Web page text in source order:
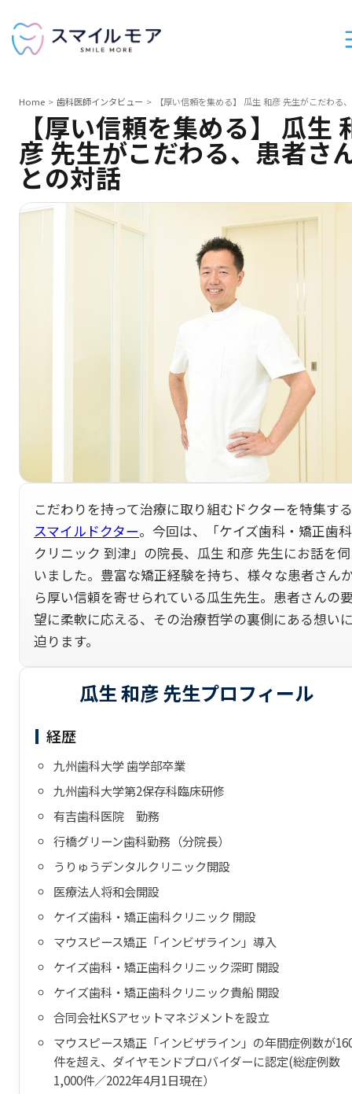
Home 歯科医師インタビュー 【厚い信頼を集める】 瓜生 和彦 先生がこだわる
【厚い信頼を集める】 瓜生
彦 先生がこだわる、患者さ
との対話
こだわりを持って治療に取り組むドクターを特集する
スマイルドクター。今回は、「ケイズ歯科・矯正歯科
クリニック 到津」の院長、瓜生 和彦 先生にお話を伺
いました。豊富な矯正経験を持ち、様々な患者さん
ら厚い信頼を寄せられている瓜生先生。患者さんの
望に柔軟に応える、その治療哲学の裏側にある想い
迫ります。
瓜生 和彦先生プロフィール
経歴
九州歯科大学 歯学部卒業
九州歯科大学第2保存科臨床研修
有吉歯科医院 勤務
行橋グリーン歯科勤務（分院長）
うりゅうデンタルクリニック開設
医療法人将和会開設
ケイズ歯科・矯正歯科クリニック 開設
マウスピース矯正「インビザライン」導入
ケイズ歯科・矯正歯科クリニック深町 開設
ケイズ歯科・矯正歯科クリニック貴船 開設
合同会社KSアセットマネジメントを設立
マウスピース矯正「インビザライン」の年間症例数が
件を超え、ダイヤモンドプロバイダーに認定(総症例数
1,000件／2022年4月1日現在）